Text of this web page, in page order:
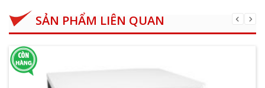
SẢN PHẨM LIÊN QUAN